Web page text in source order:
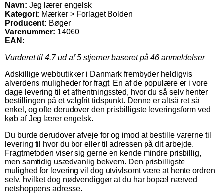
Navn: Jeg lærer engelsk
Kategori: Mærker > Forlaget Bolden
Producent: Bøger
Varenummer: 14060
EAN:
Vurderet til 4.7ud af 5 stjerner baseret på 46 anmeldelser
Adskillige webbutikker i Danmark frembyder heldigvis
alverdens muligheder for fragt. En af de populære er i vore
dage levering til et afhentningssted, hvor du så selv henter
bestillingen på et valgfrit tidspunkt. Denne er altså ret så
enkel, og ofte derudover den prisbilligste leveringsform ved
køb af Jeg lærer engelsk.
Du burde derudover afveje for og imod at bestille varerne til
levering til hvor du bor eller til adressen på dit arbejde.
Fragtmetoden viser sig gerne en kende mindre prisbillig,
men samtidig usædvanlig bekvem. Den prisbilligste
mulighed for levering vil dog utvivlsomt være at hente ordren
selv, hvilket dog nødvendiggør at du har bopæl nærved
netshoppens adresse.